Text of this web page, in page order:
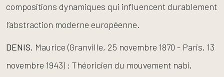
compositions dynamiques qui influencent durablement
l’abstraction moderne européenne.
DENIS, Maurice (Granville, 25 novembre 1870 - Paris, 13
novembre 1943) : Théoricien du mouvement nabi,